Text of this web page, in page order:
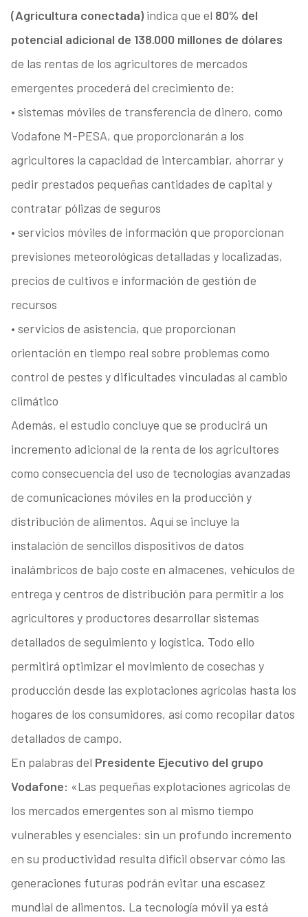
(Agricultura conectada)indica que el 80% del
potencial adicional de 138.000 millones de dólares
de las rentas de los agricultores de mercados
emergentes procederá del crecimiento de:
• sistemas móviles de transferencia de dinero, como
Vodafone M-PESA, que proporcionarán a los
agricultores la capacidad de intercambiar, ahorrar y
pedir prestados pequeñas cantidades de capital y
contratar pólizas de seguros
• servicios móviles de información que proporcionan
previsiones meteorológicas detalladas y localizadas,
precios de cultivos e información de gestión de
recursos
• servicios de asistencia, que proporcionan
orientación en tiempo real sobre problemas como
control de pestes y dificultades vinculadas al cambio
climático
Además, el estudio concluye que se producirá un
incremento adicional de la renta de los agricultores
como consecuencia del uso de tecnologías avanzadas
de comunicaciones móviles en la producción y
distribución de alimentos. Aquí se incluye la
instalación de sencillos dispositivos de datos
inalámbricos de bajo coste en almacenes, vehículos de
entrega y centros de distribución para permitir a los
agricultores y productores desarrollar sistemas
detallados de seguimiento y logística. Todo ello
permitirá optimizar el movimiento de cosechas y
producción desde las explotaciones agrícolas hasta los
hogares de los consumidores, así como recopilar datos
detallados de campo.
En palabras del Presidente Ejecutivo del grupo
Vodafone: «Las pequeñas explotaciones agrícolas de
los mercados emergentes son al mismo tiempo
vulnerables y esenciales: sin un profundo incremento
en su productividad resulta difícil observar cómo las
generaciones futuras podrán evitar una escasez
mundial de alimentos. La tecnología móvil ya está